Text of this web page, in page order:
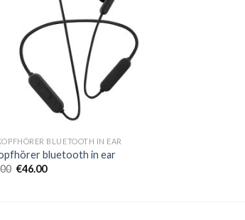
BLUETOOTH IN EAR
bluetooth in ear
€46.00